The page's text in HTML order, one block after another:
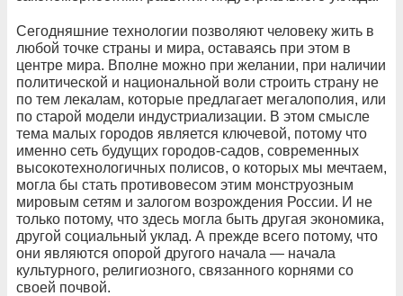
Сегодняшние технологии позволяют человеку жить в
любой точке страны и мира, оставаясь при этом в
центре мира. Вполне можно при желании, при наличии
политической и национальной воли строить страну не
по тем лекалам, которые предлагает мегалополия, или
по старой модели индустриализации. В этом смысле
тема малых городов является ключевой, потому что
именно сеть будущих городов-садов, современных
высокотехнологичных полисов, о которых мы мечтаем,
могла бы стать противовесом этим монструозным
мировым сетям и залогом возрождения России. И не
только потому, что здесь могла быть другая экономика,
другой социальный уклад. А прежде всего потому, что
они являются опорой другого начала — начала
культурного, религиозного, связанного корнями со
своей почвой.